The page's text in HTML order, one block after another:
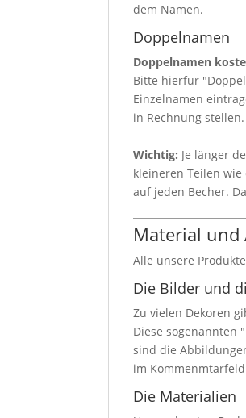
dem Namen.
Doppelnamen
Doppelnamen
Bitte hierfür
Einzelnamen
in Rechnung stellen.
Wichtig: Je länger
kleineren Teilen
auf jeden Becher.
Material und
Alle unsere
Die Bilder und
Zu vielen Dekoren
Diese sogenannten
sind die
im
Die Materialien